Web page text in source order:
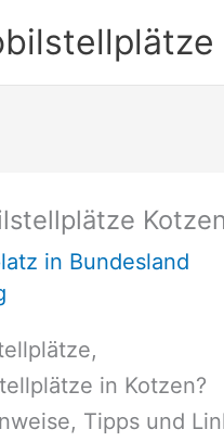
Kotzen
in Bundesland
in Kotzen?
Tipps und